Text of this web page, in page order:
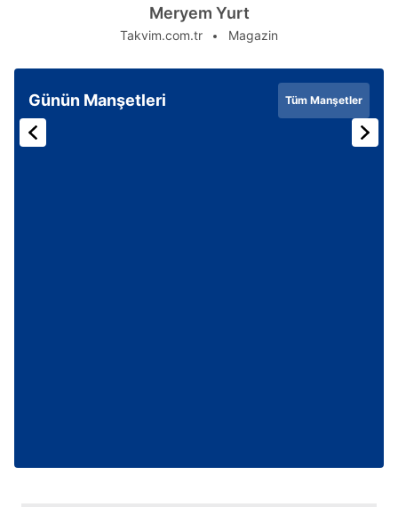
Meryem Yurt
Takvim.com.tr Magazin
Günün Manşetleri Tüm Manşetler